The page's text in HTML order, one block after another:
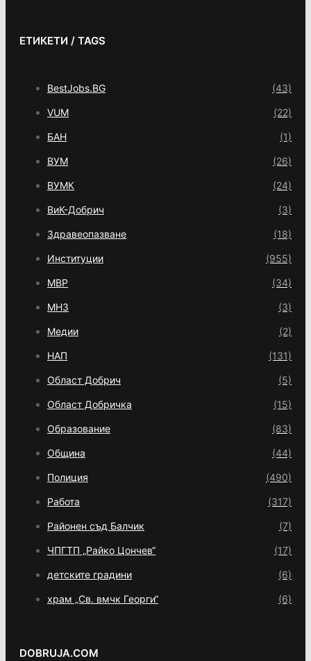
ЕТИКЕТИ / TAGS
BestJobs.BG (43)
VUM (22)
БАН (1)
ВУМ (26)
ВУМК (24)
ВиК-Добрич (3)
Здравеопазване (18)
Институции (955)
МВР (34)
МНЗ (3)
Медии (2)
НАП (131)
Област Добрич (5)
Област Добричка (15)
Образование (83)
Община (44)
Полиция (490)
Работа (317)
Районен съд Балчик (7)
ЧПГТП „Райко Цончев“ (17)
детските градини (6)
храм „Св. вмчк Георги“ (6)
DOBRUJA.COM